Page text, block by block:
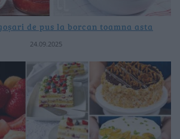
de pus la borcan toamna asta
24.09.2025